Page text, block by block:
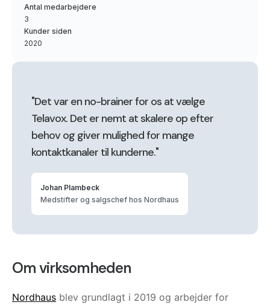
Antal medarbejdere
3
Kunder siden
2020
"Det var en no-brainer for os at vælge
Telavox. Det er nemt at skalere op efter
behov og giver mulighed for mange
kontaktkanaler til kunderne."
Johan Plambeck
Medstifter og salgschef hos Nordhaus
Om virksomheden
Nordhaus blev grundlagt i 2019 og arbejder for